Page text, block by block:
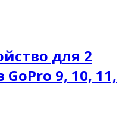
для 2
9, 10, 11,